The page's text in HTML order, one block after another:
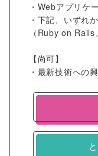
・Webアプリケ
・下記、いずれ
（Ruby on
【尚可】
・最新技術への